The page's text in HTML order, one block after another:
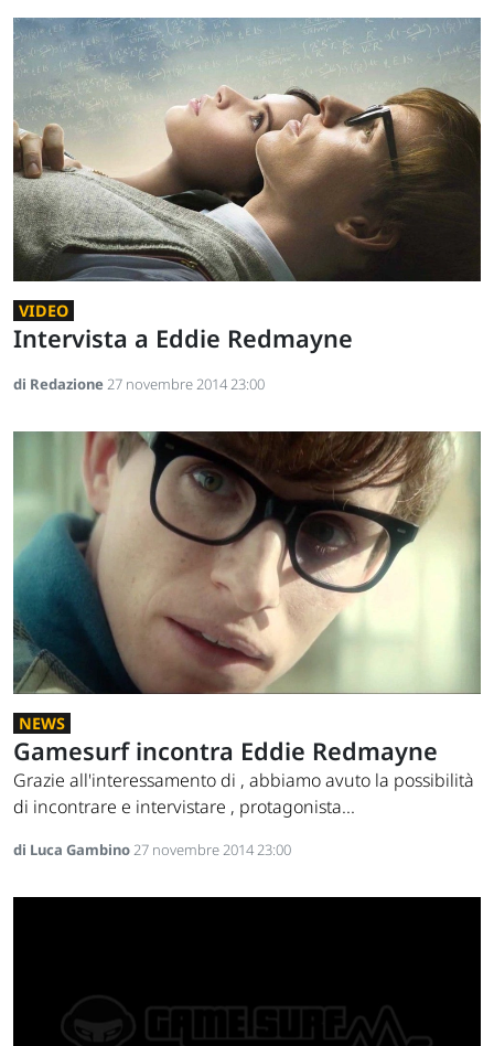
VIDEO
Intervista a Eddie Redmayne
di Redazione 27 novembre 2014 23:00
NEWS
Gamesurf incontra Eddie Redmayne
Grazie all'interessamento di , abbiamo avuto la possibilità
di incontrare e intervistare , protagonista...
di Luca Gambino27 novembre 2014 23:00